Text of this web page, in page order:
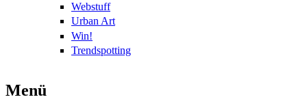
Webstuff
Urban Art
Win!
Trendspotting
Menü